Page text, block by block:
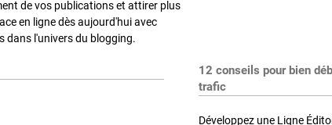
de vos publications et attirer plus
en ligne dès aujourd'hui avec
dans l'univers du blogging.
12 conseils pour bien
trafic
Développez une Ligne